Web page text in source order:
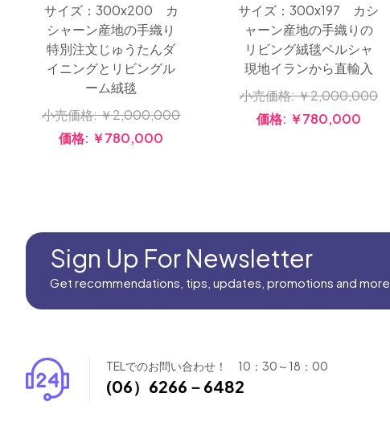
サイズ：300x200 カ
シャーン産地の手織り
特別注文じゅうたんダ
イニングとリビングル
ーム絨毯
小売価格:￥2,000,000
価格: ￥780,000
サイズ：300x197 カシ
ャーン産地の手織りの
リビング絨毯ペルシャ
現地イランから直輸入
小売価格:￥2,000,000
価格: ￥780,000
Sign Up For Newsletter
Get recommendations, tips, updates, promotions and more.
TELでのお問い合わせ！ 10：30～18：00
(06）6266－6482